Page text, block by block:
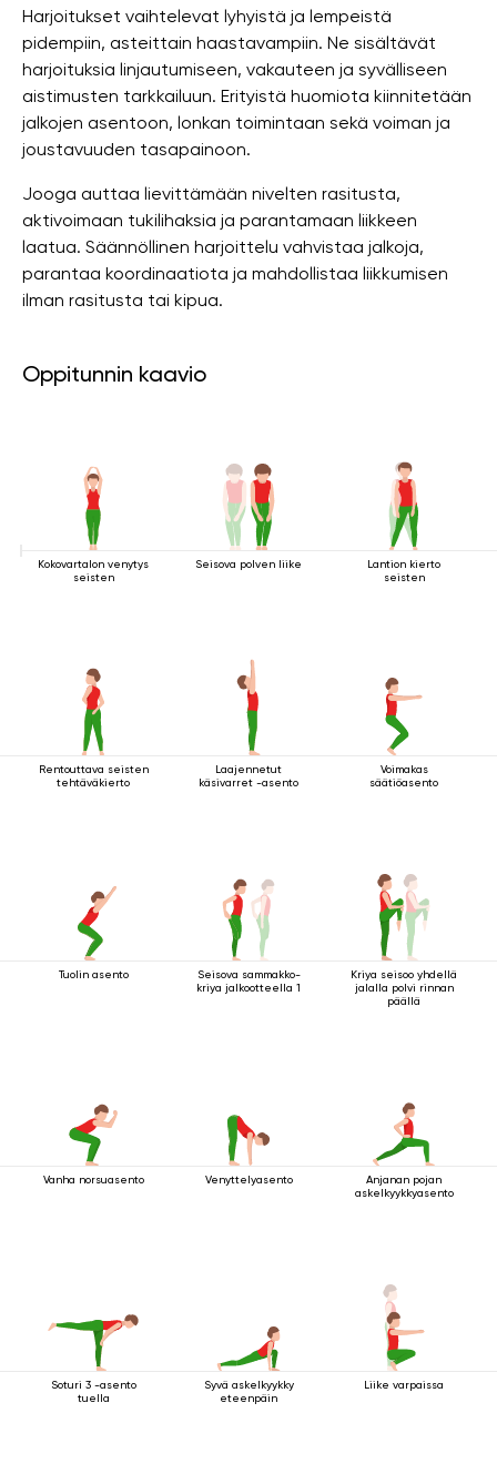
Harjoitukset vaihtelevat lyhyistä ja lempeistä
pidempiin, asteittain haastavampiin. Ne sisältävät
harjoituksia linjautumiseen, vakauteen ja syvälliseen
aistimusten tarkkailuun. Erityistä huomiota kiinnitetään
jalkojen asentoon, lonkan toimintaan sekä voiman ja
joustavuuden tasapainoon.
Jooga auttaa lievittämään nivelten rasitusta,
aktivoimaan tukilihaksia ja parantamaan liikkeen
laatua. Säännöllinen harjoittelu vahvistaa jalkoja,
parantaa koordinaatiota ja mahdollistaa liikkumisen
ilman rasitusta tai kipua.
Oppitunnin kaavio
Kokovartalon venytys
seisten
Seisova polven liike
Lantion kierto
seisten
Rentouttava seisten
tehtäväkierto
Laajennetut
käsivarret -asento
Voimakas
säätiöasento
Tuolin asento
Seisova sammakko-
kriya jalkootteella 1
Kriya seisoo yhdellä
jalalla polvi rinnan
päällä
Vanha norsuasento Venyttelyasento
Anjanan pojan
askelkyykkyasento
Soturi 3 -asento
tuella
Syvä askelkyykky
eteenpäin
Liike varpaissa